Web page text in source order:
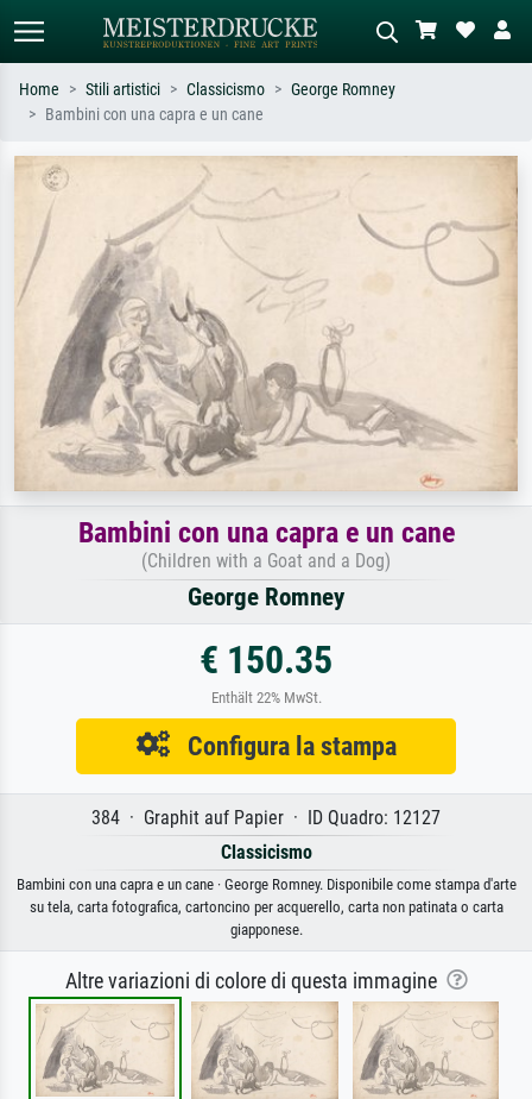
Cerca per artista, titolo o stile – es.
Monet, Notte stellata,
Impressionismo, onda di Hokusai,
nudo.
Descrivi la scena – es. prato verde,
astratto con molto rosso, dipinto a
olio scuro, nudo in piedi vicino a un
albero.
Home Stili artistici Classicismo
George Romney
Bambini con una capra e un cane
Bambini con una capra e un cane
(Children with a Goat and a Dog)
George Romney
€ 150.35
Enthält 22% MwSt.
Configura la stampa
384 · Graphit auf Papier · ID Quadro: 12127
Classicismo
Bambini con una capra e un cane · George Romney. Disponibile come stampa d'arte
su tela, carta fotografica, cartoncino per acquerello, carta non patinata o carta
giapponese.
Altre variazioni di colore di questa immagine